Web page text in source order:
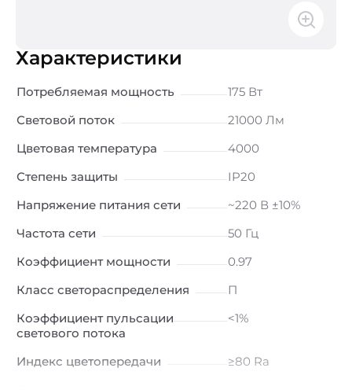
Характеристики
Потребляемая мощность
175 Вт
Световой поток
21000 Лм
Цветовая температура
4000
Степень защиты
IP20
Напряжение питания сети
~220 В ±10%
Частота сети
50 Гц
Коэффициент мощности
0.97
Класс светораспределения
П
Коэффициент пульсации
светового потока
<1%
Индекс цветопередачи
≥80 Ra